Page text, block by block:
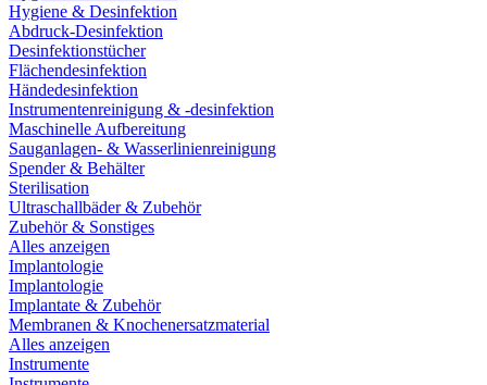
Hygiene & Desinfektion
Abdruck-Desinfektion
Desinfektionstücher
Flächendesinfektion
Händedesinfektion
Instrumentenreinigung & -desinfektion
Maschinelle Aufbereitung
Sauganlagen- & Wasserlinienreinigung
Spender & Behälter
Sterilisation
Ultraschallbäder & Zubehör
Zubehör & Sonstiges
Alles anzeigen
Implantologie
Implantologie
Implantate & Zubehör
Membranen & Knochenersatzmaterial
Alles anzeigen
Instrumente